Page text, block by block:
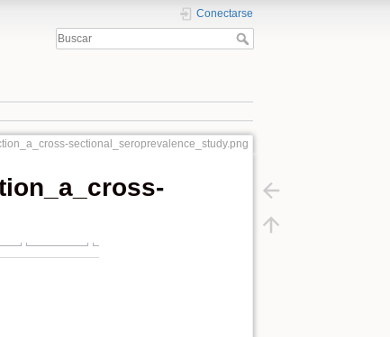
Conectarse
sectional_seroprevalence_study.png